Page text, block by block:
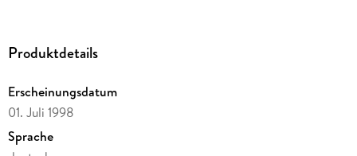
eine Geschichte zwischen tiefstem Elend und höchster
unglaublichem Humor und Sprachwitz - und jedes Wort
davon ist wahr.
Produktdetails
Erscheinungsdatum
01. Juli 1998
Sprache